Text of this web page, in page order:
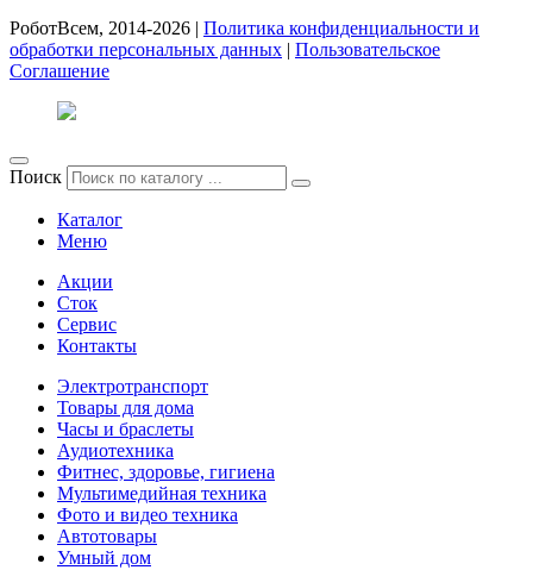
РоботВсем, 2014-2026 | Политика конфиденциальности и
обработки персональных данных | Пользовательское
Соглашение
Поиск
Каталог
Меню
Акции
Сток
Сервис
Контакты
Электротранспорт
Товары для дома
Часы и браслеты
Аудиотехника
Фитнес, здоровье, гигиена
Мультимедийная техника
Фото и видео техника
Автотовары
Умный дом